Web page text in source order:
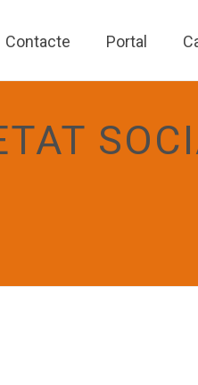
Contacte Portal